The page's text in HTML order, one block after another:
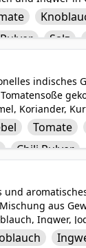
Koriander,
Das
köstlichen
werden kann.
Salz
indisches
Koriander,
Paneer ist
Tomate
Chili Pulver
aus
Ingwer,